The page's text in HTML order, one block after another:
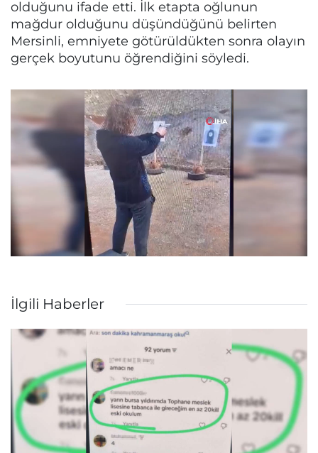
olduğunu ifade etti. İlk etapta oğlunun
mağdur olduğunu düşündüğünü belirten
Mersinli, emniyete götürüldükten sonra olayın
gerçek boyutunu öğrendiğini söyledi.
İlgili Haberler